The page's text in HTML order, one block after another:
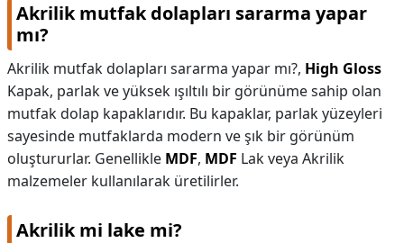
Akrilik mutfak dolapları sararma yapar
mı?
Akrilik mutfak dolapları sararma yapar mı?, High Gloss
Kapak, parlak ve yüksek ışıltılı bir görünüme sahip olan
mutfak dolap kapaklarıdır. Bu kapaklar, parlak yüzeyleri
sayesinde mutfaklarda modern ve şık bir görünüm
oluştururlar. Genellikle MDF, MDF Lak veya Akrilik
malzemeler kullanılarak üretilirler.
Akrilik mi lake mi?